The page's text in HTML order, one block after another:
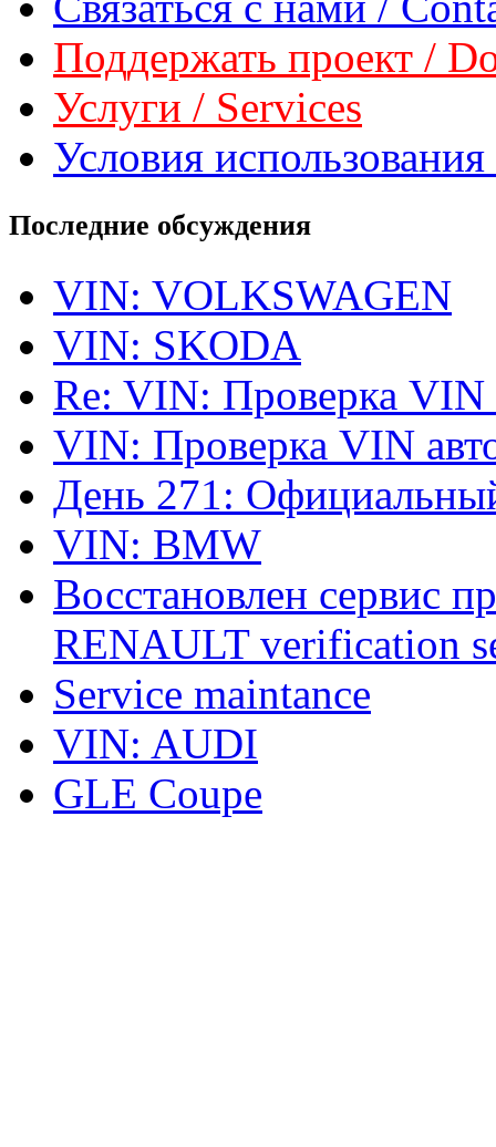
Поддержать проект /
Услуги / Services
Условия
Последние обсуждения
VIN: VOLKSWAGEN
VIN: SKODA
Re: VIN: Проверка VIN
VIN: Проверка VIN
День 271:
VIN: BMW
Восстановлен сервис
RENAULT verification
Service maintance
VIN: AUDI
GLE Coupe